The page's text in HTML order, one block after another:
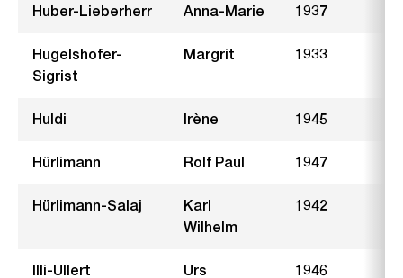
Huber-Lieberherr Anna-Marie 1937
Hugelshofer-
Sigrist
Margrit 1933
Huldi Irène 1945
Hürlimann Rolf Paul 1947
Hürlimann-Salaj
Karl
Wilhelm
1942
Illi-Ullert Urs 1946